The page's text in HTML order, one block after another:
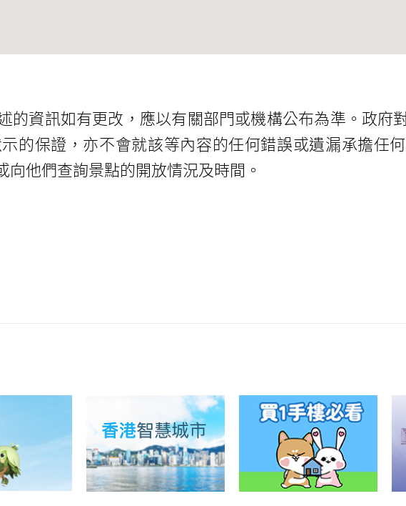
的資訊如有更改，應以有關部門或機構公布為準。政府
的保證，亦不會就該等內容的任何錯誤或遺漏承擔任
他們查詢景點的開放情況及時間。